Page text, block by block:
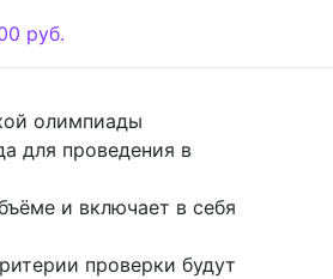
руб.
олимпиады
для проведения в
и включает в себя
проверки будут